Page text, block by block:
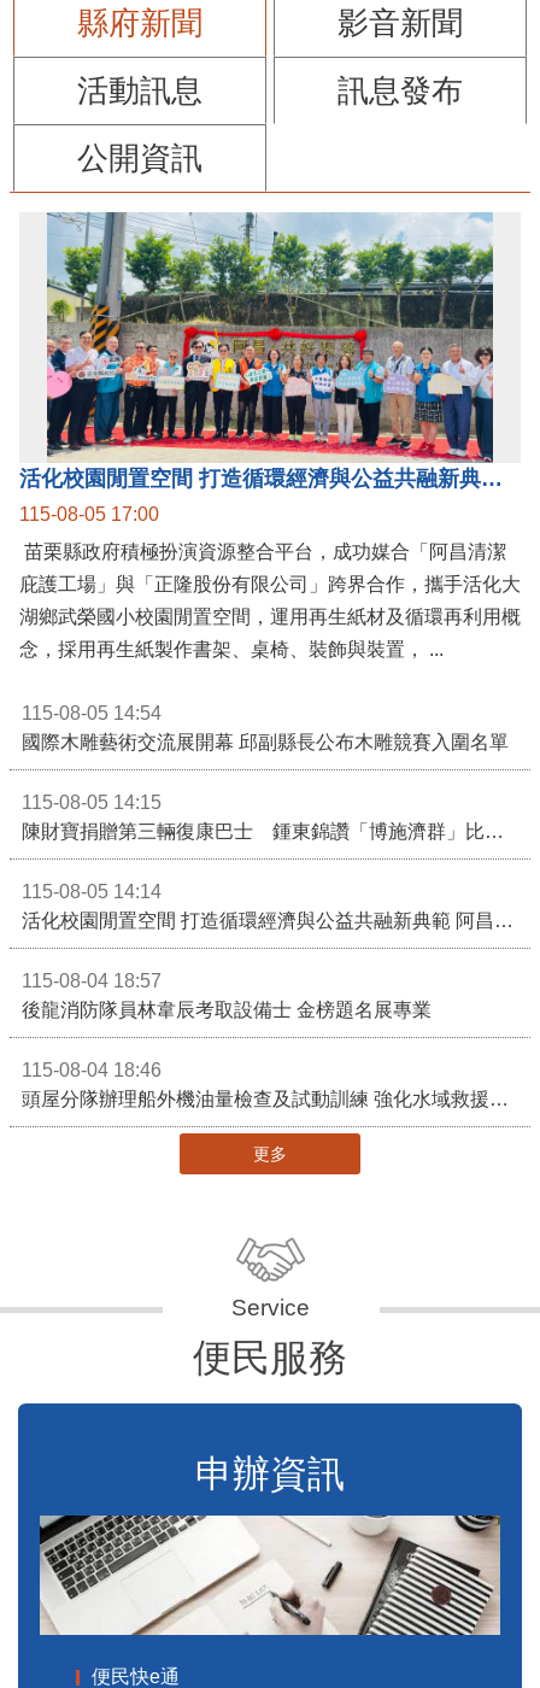
縣府新聞
影音新聞
活動訊息
訊息發布
公開資訊
活化校園閒置空間 打造循環經濟與公益共融新典範 阿昌清潔庇護工場 跨界合作 共好聚落
115-08-05 17:00
苗栗縣政府積極扮演資源整合平台，成功媒合「阿昌清潔
庇護工場」與「正隆股份有限公司」跨界合作，攜手活化大
湖鄉武榮國小校園閒置空間，運用再生紙材及循環再利用概
念，採用再生紙製作書架、桌椅、裝飾與裝置， ...
115-08-05 14:54
國際木雕藝術交流展開幕 邱副縣長公布木雕競賽入圍名單
115-08-05 14:15
陳財寶捐贈第三輛復康巴士 鍾東錦讚「博施濟群」比喻如及時雨
115-08-05 14:14
活化校園閒置空間 打造循環經濟與公益共融新典範 阿昌共好聚落揭牌
115-08-04 18:57
後龍消防隊員林韋辰考取設備士 金榜題名展專業
115-08-04 18:46
頭屋分隊辦理船外機油量檢查及試動訓練 強化水域救援整備量能
更多
便民服務
申辦資訊
便民快e通